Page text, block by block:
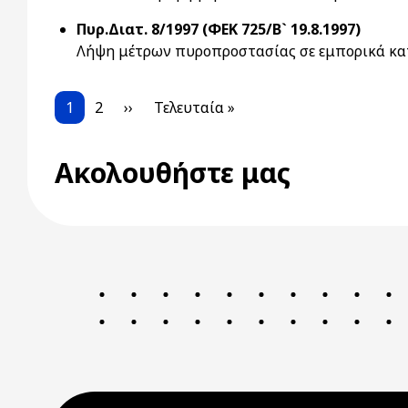
Πυρ.Διατ. 8/1997 (ΦΕΚ 725/Β` 19.8.1997)
Λήψη μέτρων πυροπροστασίας σε εμπορικά
Pagination
Current page
1 Page
2 Next page
›› Last page
Τελευταία »
Ακολουθήστε μας